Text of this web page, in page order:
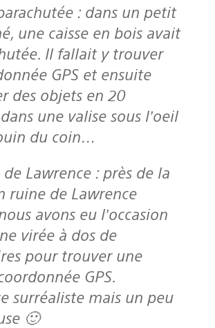
une caisse en bois avait
Il fallait y trouver
GPS et ensuite
des objets en 20
une valise sous l’oeil
du coin…
ruine de Lawrence
avons eu l’occasion
virée à dos de
pour trouver une
GPS.
surréaliste mais un peu
🙂